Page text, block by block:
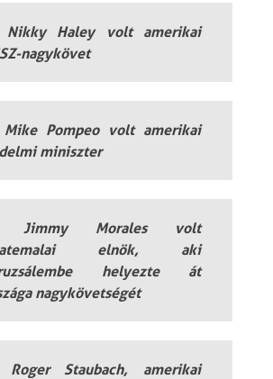
Haley volt amerikai
nagykövet
Pompeo volt amerikai
miniszter
Jimmy Morales volt
elnök, aki
helyezte át
nagykövetségét
Staubach, amerikai